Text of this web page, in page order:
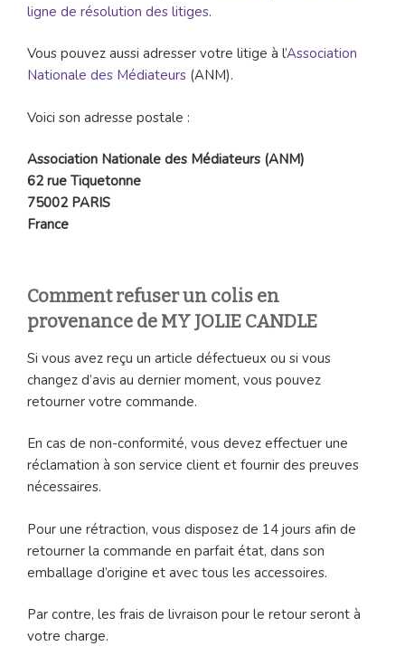
ligne de résolution des litiges.
Vous pouvez aussi adresser votre litige à l’Association
Nationale des Médiateurs (ANM).
Voici son adresse postale :
Association Nationale des Médiateurs (ANM)
62 rue Tiquetonne
75002 PARIS
France
Comment refuser un colis en
provenance de MY JOLIE CANDLE
Si vous avez reçu un article défectueux ou si vous
changez d’avis au dernier moment, vous pouvez
retourner votre commande.
En cas de non-conformité, vous devez effectuer une
réclamation à son service client et fournir des preuves
nécessaires.
Pour une rétraction, vous disposez de 14 jours afin de
retourner la commande en parfait état, dans son
emballage d’origine et avec tous les accessoires.
Par contre, les frais de livraison pour le retour seront à
votre charge.